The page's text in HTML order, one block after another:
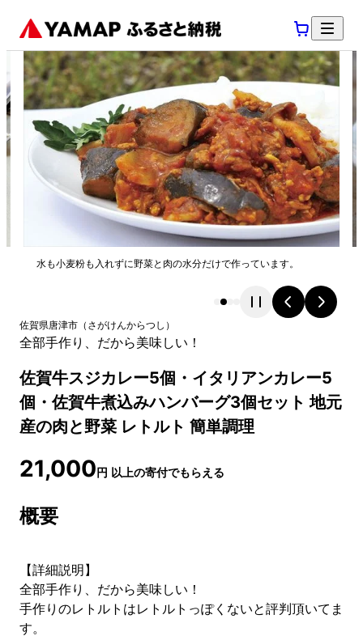
水も小麦粉も入れずに野菜と肉の水分だけで作っています。
佐賀県唐津市 （ さがけんからつし ）
全部手作り、だから美味しい！
佐賀牛スジカレー5個・イタリアンカレー5
個・佐賀牛煮込みハンバーグ3個セット 地元
産の肉と野菜 レトルト 簡単調理
21,000円 以上の寄付でもらえる
概要
【詳細説明】
全部手作り、だから美味しい！
手作りのレトルトはレトルトっぽくないと評判頂いてま
す。